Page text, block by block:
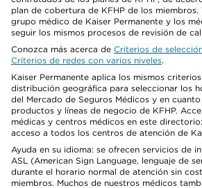
plan de cobertura de KFHP de los
grupo médico de Kaiser Permanente y los
seguir los mismos procesos de revisión de
Conozca más acerca de Criterios de
Criterios de redes con varios niveles.
Kaiser Permanente aplica los mismos
distribución geográfica para seleccionar los
del Mercado de Seguros Médicos y en
productos y líneas de negocio de KFHP.
médicas y centros médicos en este
acceso a todos los centros de atención de
Ayuda en su idioma: se ofrecen servicios de
ASL (American Sign Language, lenguaje de
durante el horario normal de atención sin
miembros. Muchos de nuestros médicos